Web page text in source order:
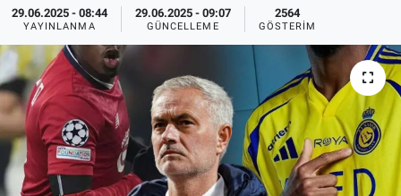
29.06.2025 - 08:44
YAYINLANMA
29.06.2025 - 09:07
GÜNCELLEME
2564
GÖSTERIM
Eğlence
Ekonomi
Forum